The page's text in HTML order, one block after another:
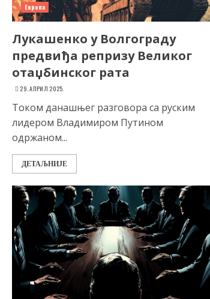
Европа
Лукашенко у Волгограду
предвиђа репризу Великог
отаџбинског рата
29. АПРИЛ 2025.
Током данашњег разговора са руским
лидером Владимиром Путином
одржаном...
ДЕТАЉНИЈЕ